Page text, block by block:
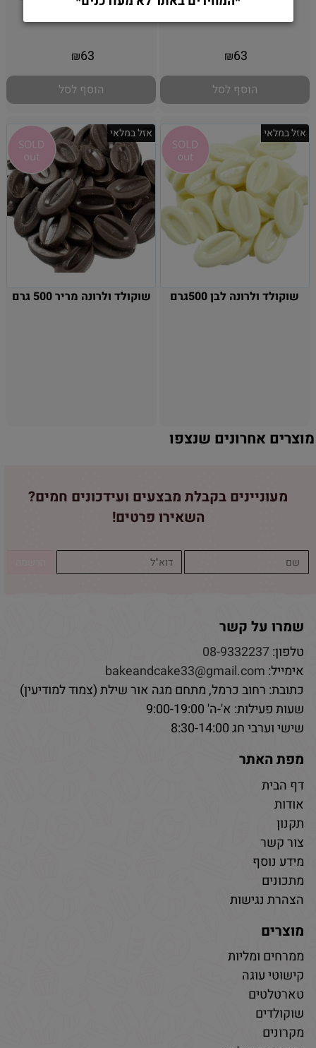
₪63
הוסף לסל
₪63
הוסף לסל
אזל במלאי
שוקולד ולרונה לבן 500גרם
אזל במלאי
שוקולד ולרונה מריר 500 גרם
מוצרים אחרונים שנצפו
מעוניינים בקבלת מבצעים ועידכונים חמים?
השאירו פרטים!
שמרו על קשר
טלפון:08-9332237
אימייל: bakeandcake33@gmail.com
כתובת: רחוב כרמל, מתחם מגה אור שילת (צמוד למודיעין)
שעות פעילות: א'-ה' 9:00-19:00
שישי וערבי חג 8:30-14:00
מפת האתר
דף הבית
אודות
תקנון
צור קשר
מידע נוסף
מתכונים
הצהרת נגישות
מוצרים
ממרחים ומליות
קישוטי עוגה
טארטלטים
שוקולדים
מקרונים